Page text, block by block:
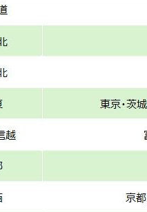
パワー
ー
ス